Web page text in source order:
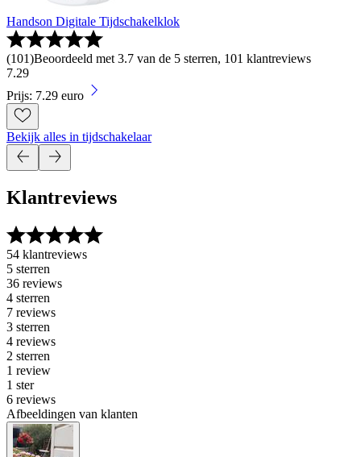
Handson Digitale Tijdschakelklok
(101)Beoordeeld met 3.7 van de 5 sterren, 101 klantreviews
7.29
Prijs: 7.29 euro
Bekijk alles in tijdschakelaar
Klantreviews
54 klantreviews
5 sterren
36 reviews
4 sterren
7 reviews
3 sterren
4 reviews
2 sterren
1 review
1 ster
6 reviews
Afbeeldingen van klanten